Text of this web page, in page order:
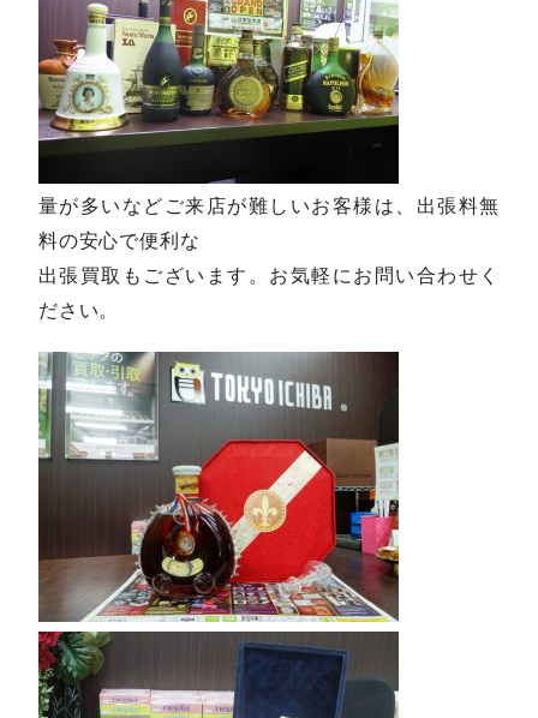
量が多いなどご来店が難しいお客様は、出張料無
料の安心で便利な
出張買取もございます。お気軽にお問い合わせく
ださい。